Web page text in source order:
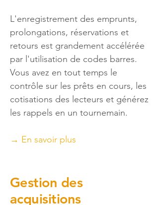
L'enregistrement des emprunts,
prolongations, réservations et
retours est grandement accélérée
par l'utilisation de codes barres.
Vous avez en tout temps le
contrôle sur les prêts en cours, les
cotisations des lecteurs et générez
les rappels en un tournemain.
→ En savoir plus
Gestion des
acquisitions